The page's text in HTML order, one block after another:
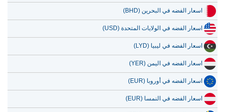
اسعار الفضه في البحرين (BHD)
اسعار الفضه في الولايات المتحدة (USD)
اسعار الفضه في ليبيا (LYD)
اسعار الفضه في اليمن (YER)
اسعار الفضه في أوروبا (EUR)
اسعار الفضه في النمسا (EUR)